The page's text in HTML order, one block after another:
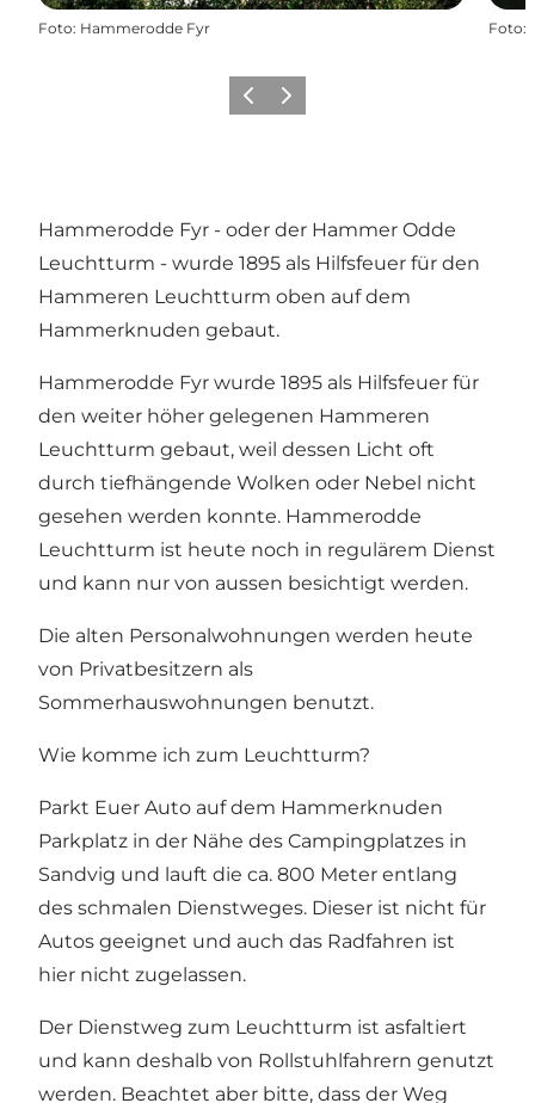
Foto: Hammerodde Fyr Foto:
ZurückWeiter
Hammerodde Fyr - oder der Hammer Odde
Leuchtturm - wurde 1895 als Hilfsfeuer für den
Hammeren Leuchtturm oben auf dem
Hammerknuden gebaut.
Hammerodde Fyr wurde 1895 als Hilfsfeuer für
den weiter höher gelegenen Hammeren
Leuchtturm gebaut, weil dessen Licht oft
durch tiefhängende Wolken oder Nebel nicht
gesehen werden konnte. Hammerodde
Leuchtturm ist heute noch in regulärem Dienst
und kann nur von aussen besichtigt werden.
Die alten Personalwohnungen werden heute
von Privatbesitzern als
Sommerhauswohnungen benutzt.
Wie komme ich zum Leuchtturm?
Parkt Euer Auto auf dem Hammerknuden
Parkplatz in der Nähe des Campingplatzes in
Sandvig und lauft die ca. 800 Meter entlang
des schmalen Dienstweges. Dieser ist nicht für
Autos geeignet und auch das Radfahren ist
hier nicht zugelassen.
Der Dienstweg zum Leuchtturm ist asfaltiert
und kann deshalb von Rollstuhlfahrern genutzt
werden. Beachtet aber bitte, dass der Weg